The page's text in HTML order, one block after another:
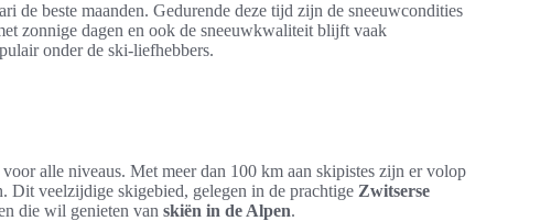
de beste maanden. Gedurende deze tijd zijn de sneeuwcondities
zonnige dagen en ook de sneeuwkwaliteit blijft vaak
onder de ski-liefhebbers.
alle niveaus. Met meer dan 100 km aan skipistes zijn er volop
Dit veelzijdige skigebied, gelegen in de prachtige Zwitserse
die wil genieten van skiën in de Alpen.